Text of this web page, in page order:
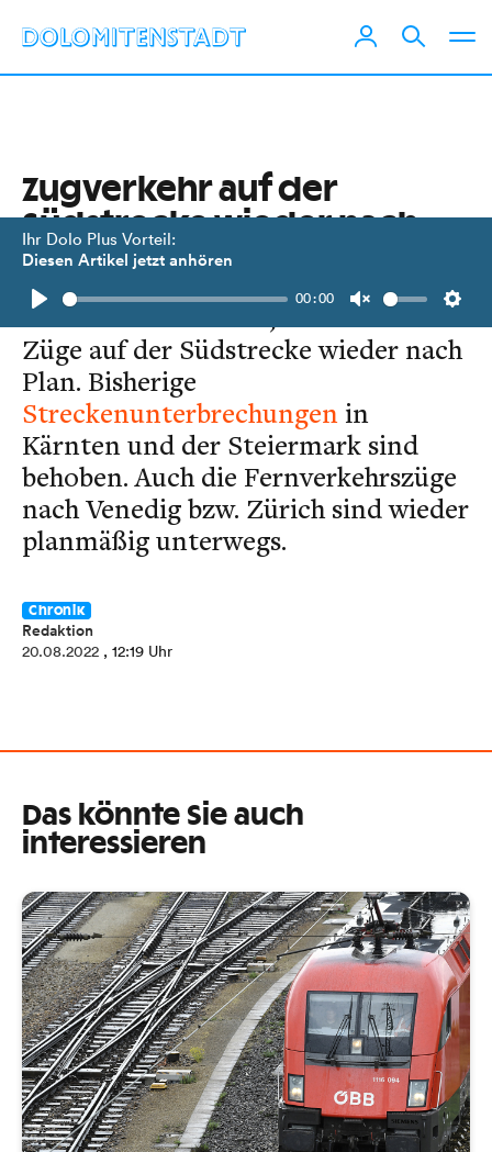
Ihr Dolo Plus Vorteil:
Diesen Artikel jetzt anhören
Play
00:00
Unmute
Zugverkehr auf der
Südstrecke wieder nach
Plan
Wie die ÖBB melden, verkehren die
Züge auf der Südstrecke wieder nach
Plan. Bisherige
Streckenunterbrechungen in
Kärnten und der Steiermark sind
behoben. Auch die Fernverkehrszüge
nach Venedig bzw. Zürich sind wieder
planmäßig unterwegs.
Chronik
Redaktion
20.08.2022 , 12:19 Uhr
Das könnte Sie auch
interessieren